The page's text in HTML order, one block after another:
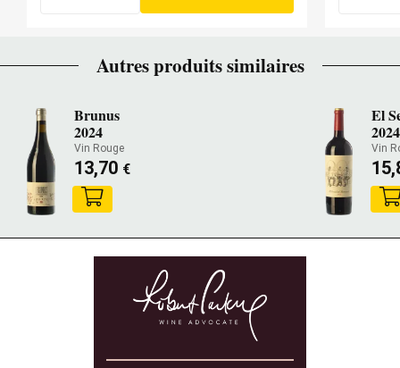
Autres produits similaires
Brunus
2024
Vin Rouge
13,70 €
El
2024
Vin